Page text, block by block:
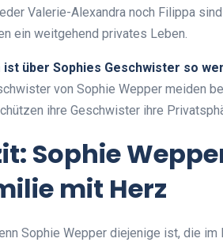
Valerie-Alexandra noch Filippa
ein weitgehend privates Leben.
ist über Sophies Geschwister so
von Sophie Wepper meiden
ihre Geschwister ihre
Sophie
mit Herz
Sophie Wepper diejenige ist, die